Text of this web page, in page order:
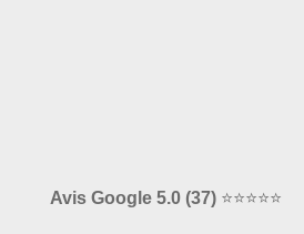
Avis Google 5.0 (37)⭐⭐⭐⭐⭐